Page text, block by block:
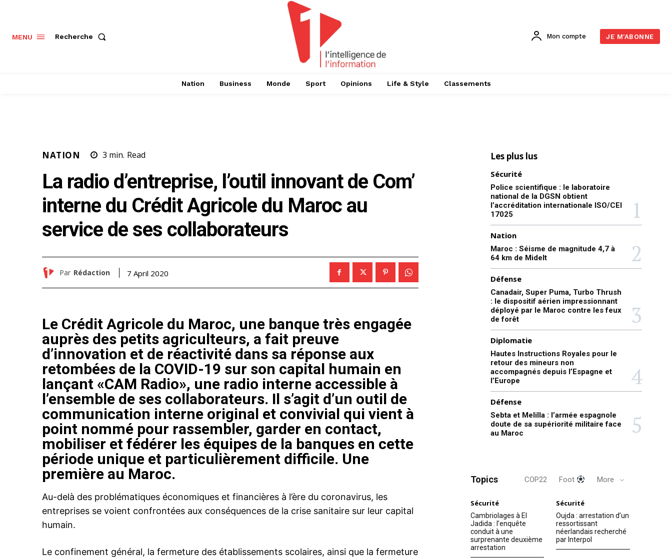
MENU Recherche Mon compte JE M'ABONNE
Nation Business Monde Sport Opinions Life & Style Classements
NATION 3 min. Read
La radio d’entreprise, l’outil innovant de Com’
interne du Crédit Agricole du Maroc au
service de ses collaborateurs
Par Rédaction 7 April 2020
Le Crédit Agricole du Maroc, une banque très engagée
auprès des petits agriculteurs, a fait preuve
d’innovation et de réactivité dans sa réponse aux
retombées de la COVID-19 sur son capital humain en
lançant «CAM Radio», une radio interne accessible à
l’ensemble de ses collaborateurs. Il s’agit d’un outil de
communication interne original et convivial qui vient à
point nommé pour rassembler, garder en contact,
mobiliser et fédérer les équipes de la banques en cette
période unique et particulièrement difficile. Une
première au Maroc.
Au-delà des problématiques économiques et financières à l’ère du coronavirus, les
entreprises se voient confrontées aux conséquences de la crise sanitaire sur leur capital
humain.
Le confinement général, la fermeture des établissements scolaires, ainsi que la fermeture
Les plus lus
Sécurité
Police scientifique : le laboratoire
national de la DGSN obtient
l’accréditation internationale ISO/CEI
17025
Nation
Maroc : Séisme de magnitude 4,7 à
64 km de Midelt
Défense
Canadair, Super Puma, Turbo Thrush
: le dispositif aérien impressionnant
déployé par le Maroc contre les feux
de forêt
Diplomatie
Hautes Instructions Royales pour le
retour des mineurs non
accompagnés depuis l’Espagne et
l’Europe
Défense
Sebta et Melilla : l’armée espagnole
doute de sa supériorité militaire face
au Maroc
Topics COP22 Foot More
Sécurité
Cambriolages à El
Jadida : l’enquête
conduit à une
surprenante deuxième
arrestation
Sécurité
Oujda : arrestation d’un
ressortissant
néerlandais recherché
par Interpol